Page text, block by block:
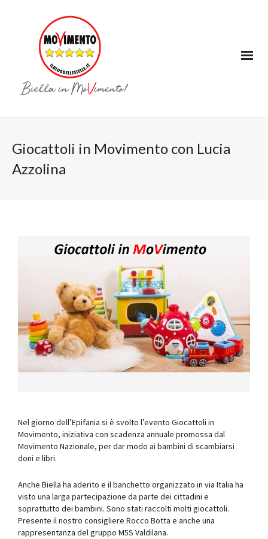
Giocattoli in Movimento con Lucia
Azzolina
Nel giorno dell’Epifania si è svolto l’evento Giocattoli in
Movimento, iniziativa con scadenza annuale promossa dal
Movimento Nazionale, per dar modo ai bambini di scambiarsi
doni e libri.
Anche Biella ha aderito e il banchetto organizzato in via Italia ha
visto una larga partecipazione da parte dei cittadini e
soprattutto dei bambini. Sono stati raccolti molti giocattoli.
Presente il nostro consigliere Rocco Botta e anche una
rappresentanza del gruppo M5S Valdilana.